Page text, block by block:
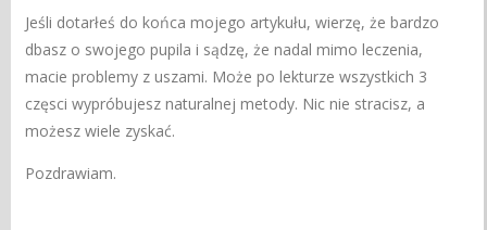
Jeśli dotarłeś do końca mojego artykułu, wierzę, że bardzo
dbasz o swojego pupila i sądzę, że nadal mimo leczenia,
macie problemy z uszami. Może po lekturze wszystkich 3
częsci wypróbujesz naturalnej metody. Nic nie stracisz, a
możesz wiele zyskać.
Pozdrawiam.